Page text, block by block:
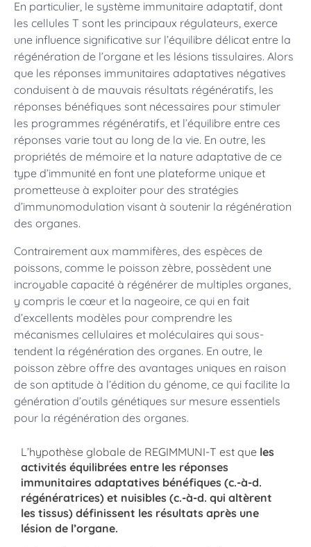
En particulier, le système immunitaire adaptatif, dont
les cellules T sont les principaux régulateurs, exerce
une influence significative sur l’équilibre délicat entre la
régénération de l’organe et les lésions tissulaires. Alors
que les réponses immunitaires adaptatives négatives
conduisent à de mauvais résultats régénératifs, les
réponses bénéfiques sont nécessaires pour stimuler
les programmes régénératifs, et l’équilibre entre ces
réponses varie tout au long de la vie. En outre, les
propriétés de mémoire et la nature adaptative de ce
type d’immunité en font une plateforme unique et
prometteuse à exploiter pour des stratégies
d’immunomodulation visant à soutenir la régénération
des organes.
Contrairement aux mammifères, des espèces de
poissons, comme le poisson zèbre, possèdent une
incroyable capacité à régénérer de multiples organes,
y compris le cœur et la nageoire, ce qui en fait
d’excellents modèles pour comprendre les
mécanismes cellulaires et moléculaires qui sous-
tendent la régénération des organes. En outre, le
poisson zèbre offre des avantages uniques en raison
de son aptitude à l’édition du génome, ce qui facilite la
génération d’outils génétiques sur mesure essentiels
pour la régénération des organes.
L’hypothèse globale de REGIMMUNI-T est que les
activités équilibrées entre les réponses
immunitaires adaptatives bénéfiques (c.-à-d.
régénératrices) et nuisibles (c.-à-d. qui altèrent
les tissus) définissent les résultats après une
lésion de l’organe.